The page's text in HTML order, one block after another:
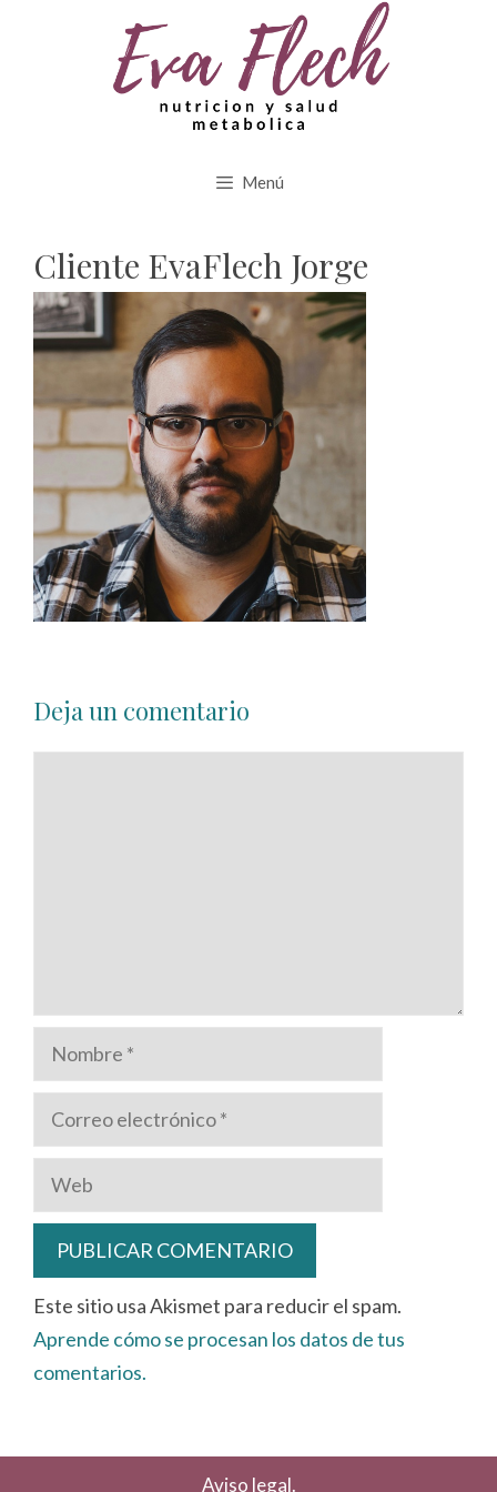
Menú
Cliente EvaFlech Jorge
Deja un comentario
Nombre
Correo
electrónico
Web
Este sitio usa Akismet para reducir el spam.
Aprende cómo se procesan los datos de tus
comentarios.
Aviso legal.